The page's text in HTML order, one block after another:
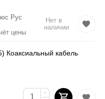
Рус
цены
Нет в
наличии
Коаксиальный кабель
+